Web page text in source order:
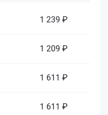
1 239 ₽
1 209 ₽
1 611 ₽
1 611 ₽